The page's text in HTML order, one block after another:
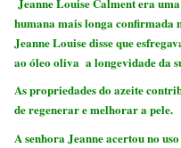
humana mais longa confirmada
Jeanne Louise disse que
ao óleo oliva a longevidade da
As propriedades do azeite
de regenerar emelhorara pele.
A senhora Jeanne acertou no